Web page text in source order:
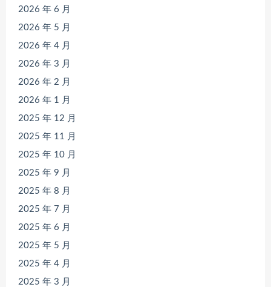
2026 年 6 月
2026 年 5 月
2026 年 4 月
2026 年 3 月
2026 年 2 月
2026 年 1 月
2025 年 12 月
2025 年 11 月
2025 年 10 月
2025 年 9 月
2025 年 8 月
2025 年 7 月
2025 年 6 月
2025 年 5 月
2025 年 4 月
2025 年 3 月